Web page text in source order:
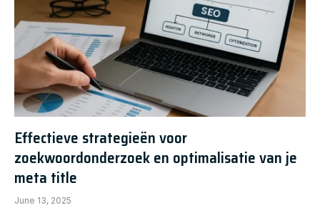
Effectieve strategieën voor
zoekwoordonderzoek en optimalisatie van je
meta title
June 13, 2025